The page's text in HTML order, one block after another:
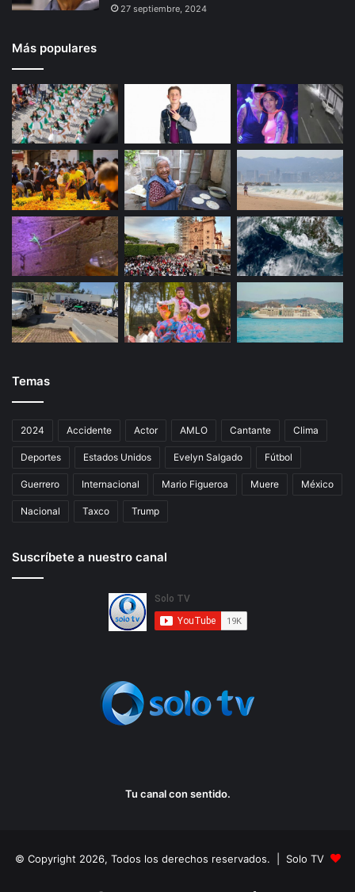
27 septiembre, 2024
Más populares
Temas
2024 Accidente Actor AMLO Cantante Clima
Deportes Estados Unidos Evelyn Salgado Fútbol
Guerrero Internacional Mario Figueroa Muere México
Nacional Taxco Trump
Suscríbete a nuestro canal
Tu canal con sentido.
© Copyright 2026, Todos los derechos reservados. | Solo TV